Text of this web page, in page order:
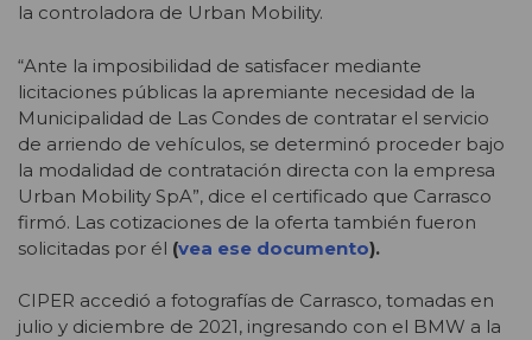
la controladora de Urban Mobility.
“Ante la imposibilidad de satisfacer mediante
licitaciones públicas la apremiante necesidad de la
Municipalidad de Las Condes de contratar el servicio
de arriendo de vehículos, se determinó proceder bajo
la modalidad de contratación directa con la empresa
Urban Mobility SpA”, dice el certificado que Carrasco
firmó. Las cotizaciones de la oferta también fueron
solicitadas por él (vea ese documento).
CIPER accedió a fotografías de Carrasco, tomadas en
julio y diciembre de 2021, ingresando con el BMW a la